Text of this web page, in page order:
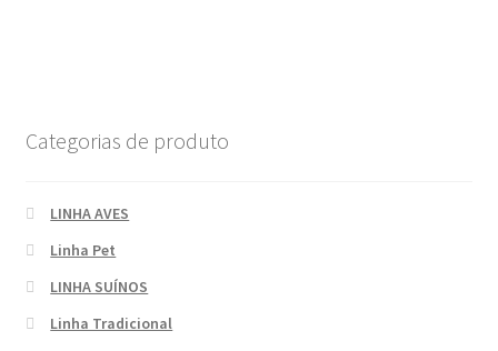
Categorias de produto
LINHA AVES
Linha Pet
LINHA SUÍNOS
Linha Tradicional